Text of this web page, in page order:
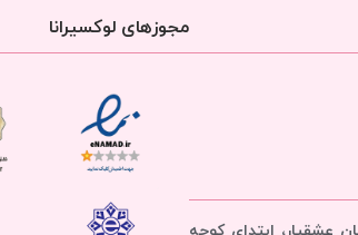
عشقیار، ابتدای کوچه
مجوزهای لوکسیرانا